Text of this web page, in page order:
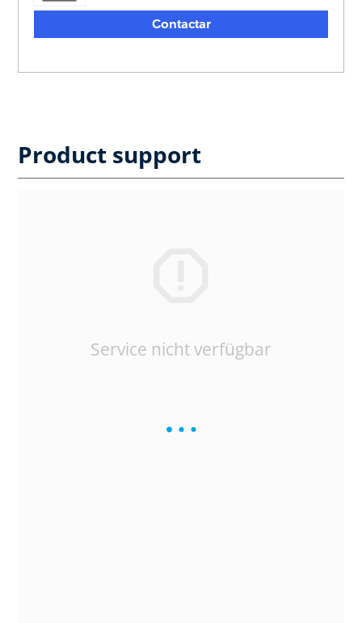
Contactar
Product support
Service nicht verfügbar